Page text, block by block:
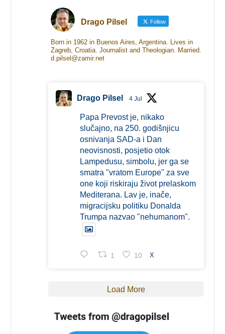
Drago Pilsel Follow
Born in 1962 in Buenos Aires, Argentina. Lives in
Zagreb, Croatia. Journalist and Theologian. Married.
d.pilsel@zamir.net
Drago Pilsel 4 Jul
Papa Prevost je, nikako
slučajno, na 250. godišnjicu
osnivanja SAD-a i Dan
neovisnosti, posjetio otok
Lampedusu, simbolu, jer ga se
smatra "vratom Europe" za sve
one koji riskiraju život prelaskom
Mediterana. Lav je, inače,
migracijsku politiku Donalda
Trumpa nazvao "nehumanom".
1 10 X
Load More